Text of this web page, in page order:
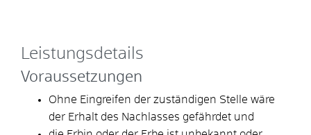
Leistungsdetails
Voraussetzungen
Ohne Eingreifen der zuständigen Stelle wäre
der Erhalt des Nachlasses gefährdet und